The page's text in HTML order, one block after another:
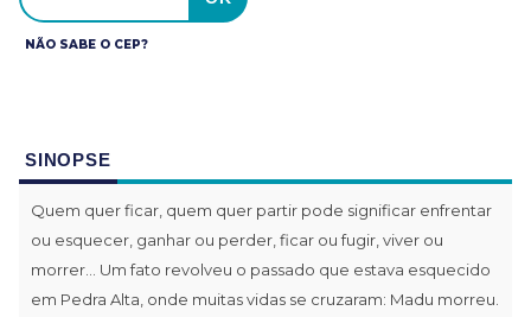
NÃO SABE O CEP?
SINOPSE
Quem quer ficar, quem quer partir pode significar enfrentar
ou esquecer, ganhar ou perder, ficar ou fugir, viver ou
morrer... Um fato revolveu o passado que estava esquecido
em Pedra Alta, onde muitas vidas se cruzaram: Madu morreu.